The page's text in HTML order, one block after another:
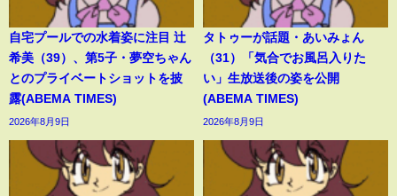
自宅プールでの水着姿に注目 辻
希美（39）、第5子・夢空ちゃん
とのプライベートショットを披
露(ABEMA TIMES)
2026年8月9日
タトゥーが話題・あいみょん
（31）「気合でお風呂入りた
い」生放送後の姿を公開
(ABEMA TIMES)
2026年8月9日